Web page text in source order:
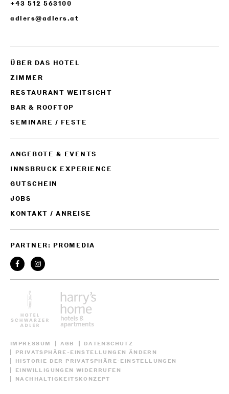
+43 512 563100
adlers@adlers.at
ÜBER DAS HOTEL
ZIMMER
RESTAURANT WEITSICHT
BAR & ROOFTOP
SEMINARE / FESTE
ANGEBOTE & EVENTS
INNSBRUCK EXPERIENCE
GUTSCHEIN
JOBS
KONTAKT / ANREISE
PARTNER: PROMEDIA
IMPRESSUM AGB
DATENSCHUTZ
PRIVATSPHÄRE-EINSTELLUNGEN ÄNDERN
HISTORIE DER PRIVATSPHÄRE-EINSTELLUNGEN
EINWILLIGUNGEN WIDERRUFEN
NACHHALTIGKEITSKONZEPT